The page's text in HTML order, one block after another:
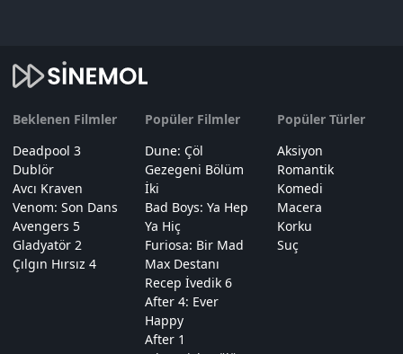
Beklenen Filmler
Deadpool 3
Dublör
Avcı Kraven
Venom: Son Dans
Avengers 5
Gladyatör 2
Çılgın Hırsız 4
Popüler Filmler
Dune: Çöl
Gezegeni Bölüm
İki
Bad Boys: Ya Hep
Ya Hiç
Furiosa: Bir Mad
Max Destanı
Recep İvedik 6
After 4: Ever
Happy
After 1
Popüler Türler
Aksiyon
Romantik
Komedi
Macera
Korku
Suç